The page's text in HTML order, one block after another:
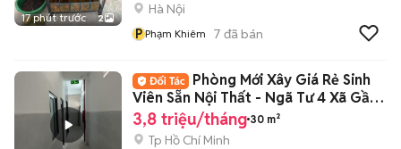
17 phút trước 2
Hà Nội
P Phạm Khiêm 7 đã bán
Phòng Mới Xây Giá Rẻ Sinh
Viên Sẵn Nội Thất - Ngã Tư 4 Xã Gần
ĐH VUH
3,8 triệu/tháng 30 m²
Tp Hồ Chí Minh